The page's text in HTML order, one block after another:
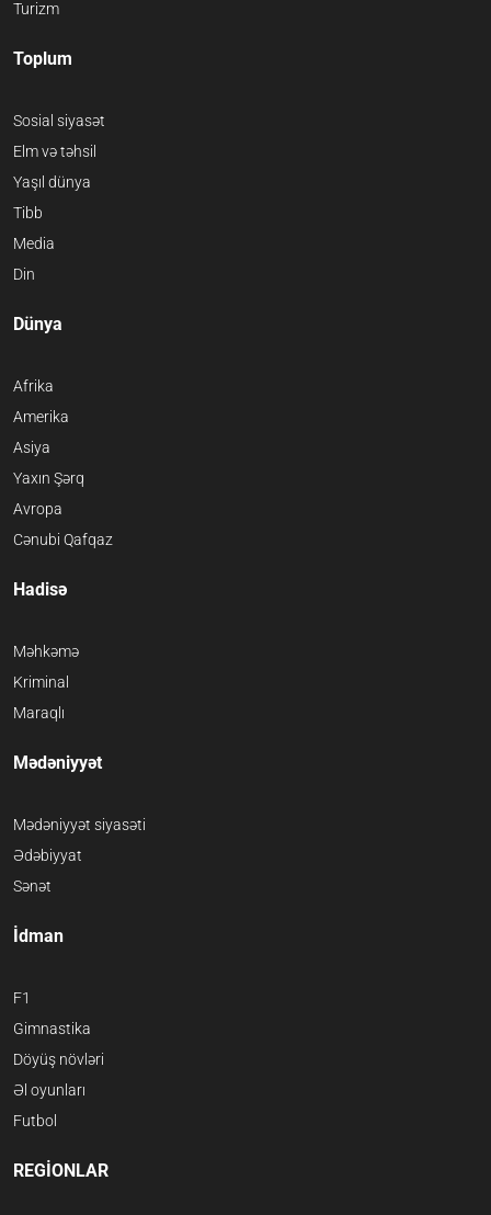
Turizm
Toplum
Sosial siyasət
Elm və təhsil
Yaşıl dünya
Tibb
Media
Din
Dünya
Afrika
Amerika
Asiya
Yaxın Şərq
Avropa
Cənubi Qafqaz
Hadisə
Məhkəmə
Kriminal
Maraqlı
Mədəniyyət
Mədəniyyət siyasəti
Ədəbiyyat
Sənət
İdman
F1
Gimnastika
Döyüş növləri
Əl oyunları
Futbol
REGİONLAR